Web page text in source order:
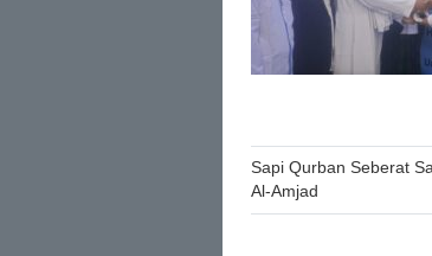
Post
navigation
Sapi Qurban Seberat
Al-Amjad